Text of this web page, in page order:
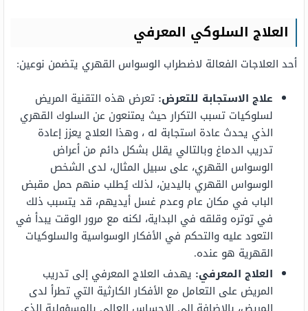
العلاج السلوكي المعرفي
أحد العلاجات الفعالة لاضطراب الوسواس القهري يتضمن نوعين:
علاج الاستجابة للتعرض: تعرض هذه التقنية المريض
لسلوكيات تسبب التكرار حيث يمتنعون عن السلوك القهري
الذي يحدث عادة استجابة له ، وهذا العلاج يعزز إعادة
تدريب الدماغ وبالتالي يقلل بشكل دائم من أعراض
الوسواس القهري، على سبيل المثال، لدى الشخص
الوسواس القهري باليدين، لذلك يُطلب منهم حمل مقبض
الباب في مكان عام وعدم غسل أيديهم، قد يتسبب ذلك
في توتره وقلقه في البداية، لكنه مع مرور الوقت يبدأ في
التعود عليه والتحكم في الأفكار الوسواسية والسلوكيات
القهرية هو عنده.
العلاج المعرفي: يهدف العلاج المعرفي إلى تدريب
المريض على التعامل مع الأفكار الكارثية التي تطرأ لدى